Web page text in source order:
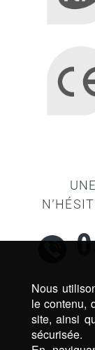
Nous
le contenu,
site, ainsi
sécurisée.